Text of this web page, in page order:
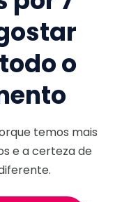
o
temos mais
e a certeza de